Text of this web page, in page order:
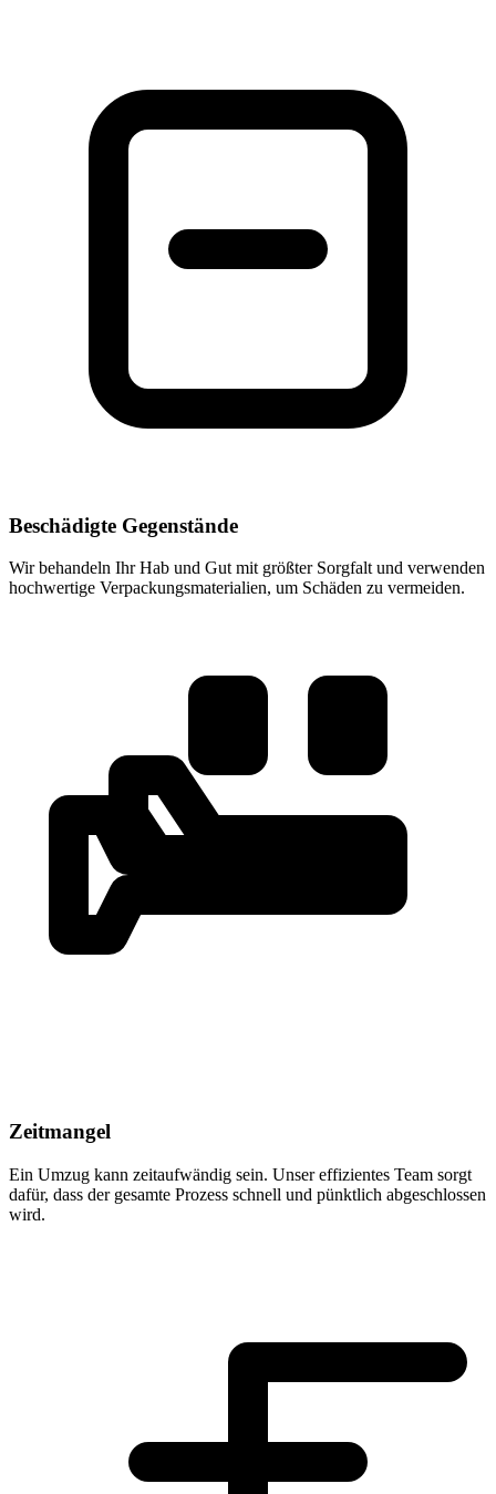
Beschädigte Gegenstände
Wir behandeln Ihr Hab und Gut mit größter Sorgfalt und verwenden
hochwertige Verpackungsmaterialien, um Schäden zu vermeiden.
Zeitmangel
Ein Umzug kann zeitaufwändig sein. Unser effizientes Team sorgt
dafür, dass der gesamte Prozess schnell und pünktlich abgeschlossen
wird.